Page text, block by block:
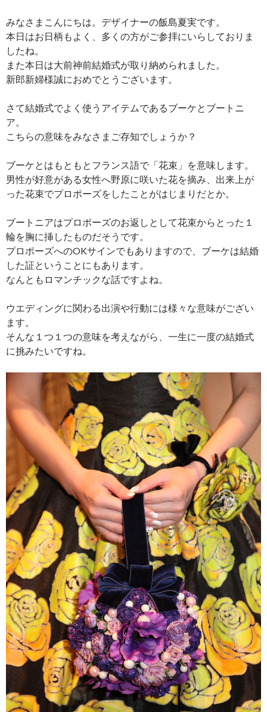
みなさまこんにちは。デザイナーの飯島夏実です。
本日はお日柄もよく、多くの方がご参拝にいらしておりま
したね。
また本日は大前神前結婚式が取り納められました。
新郎新婦様誠におめでとうございます。
さて結婚式でよく使うアイテムであるブーケとブートニ
ア。
こちらの意味をみなさまご存知でしょうか？
ブーケとはもともとフランス語で「花束」を意味します。
男性が好意がある女性へ野原に咲いた花を摘み、出来上が
った花束でプロポーズをしたことがはじまりだとか。
ブートニアはプロポーズのお返しとして花束からとった１
輪を胸に挿したものだそうです。
プロポーズへのOKサインでもありますので、ブーケは結婚
した証ということにもあります。
なんともロマンチックな話ですよね。
ウエディングに関わる出演や行動には様々な意味がござい
ます。
そんな１つ１つの意味を考えながら、一生に一度の結婚式
に挑みたいですね。